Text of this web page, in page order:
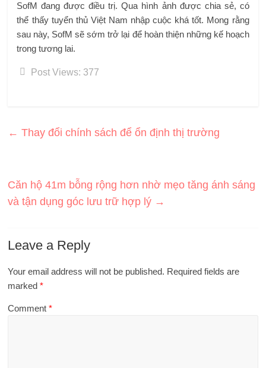
SofM đang được điều trị. Qua hình ảnh được chia sẻ, có
thể thấy tuyển thủ Việt Nam nhập cuộc khá tốt. Mong rằng
sau này, SofM sẽ sớm trở lại để hoàn thiện những kế hoạch
trong tương lai.
Post Views: 377
← Thay đổi chính sách để ổn định thị trường
Căn hộ 41m bỗng rộng hơn nhờ mẹo tăng ánh sáng
và tận dụng góc lưu trữ hợp lý →
Leave a Reply
Your email address will not be published. Required fields are
marked*
Comment*